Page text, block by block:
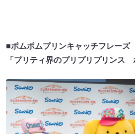
■ポムポムプリンキャッチフレーズ
「プリティ界のプリプリプリンス